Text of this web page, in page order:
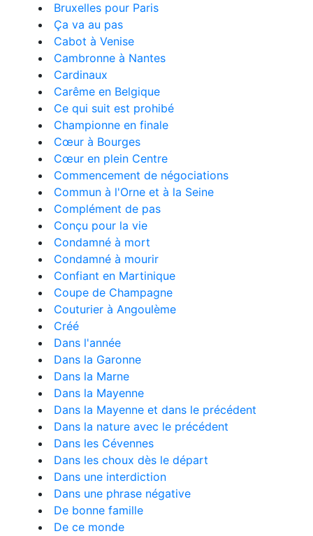
Bruxelles pour Paris
Ça va au pas
Cabot à Venise
Cambronne à Nantes
Cardinaux
Carême en Belgique
Ce qui suit est prohibé
Championne en finale
Cœur à Bourges
Cœur en plein Centre
Commencement de négociations
Commun à l'Orne et à la Seine
Complément de pas
Conçu pour la vie
Condamné à mort
Condamné à mourir
Confiant en Martinique
Coupe de Champagne
Couturier à Angoulème
Créé
Dans l'année
Dans la Garonne
Dans la Marne
Dans la Mayenne
Dans la Mayenne et dans le précédent
Dans la nature avec le précédent
Dans les Cévennes
Dans les choux dès le départ
Dans une interdiction
Dans une phrase négative
De bonne famille
De ce monde